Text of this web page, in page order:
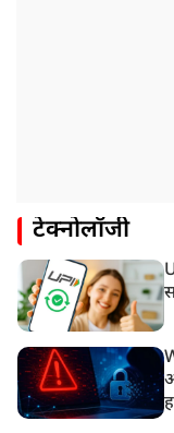
टेक्नोलॉजी